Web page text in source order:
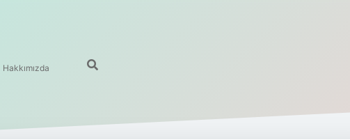
Hakkımızda